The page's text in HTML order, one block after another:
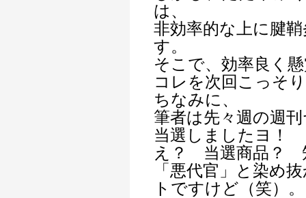
は、
非効率的な上に腱
す。
そこで、効率良く
コレを次回こっそ
ちなみに、
筆者は先々週の週
当選しましたヨ！
え？ 当選商品？
「悪代官」と染め
トですけど（笑）。